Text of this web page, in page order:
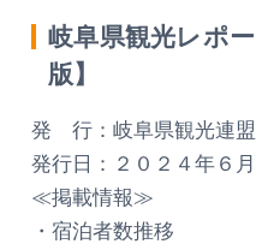
岐阜県観光レポ
版】
発 行：岐阜県観光連盟
発行日：２０２４年６
≪掲載情報≫
・宿泊者数推移